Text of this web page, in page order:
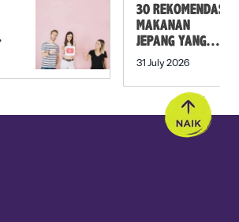
30 REKOMENDASI
MAKANAN
JEPANG YANG
MUST TRY SELAIN
31 July 2026